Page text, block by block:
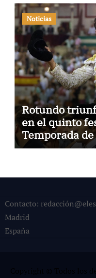
Noticias
Rotundo
en el quinto
Temporada
Contacto:
Madrid
España